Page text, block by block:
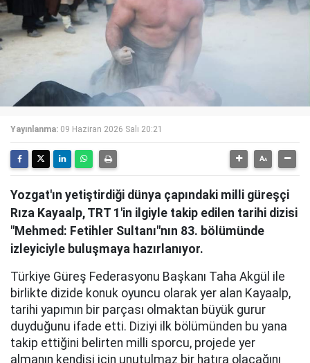
Yayınlanma: 09 Haziran 2026 Salı 20:21
Yozgat'ın yetiştirdiği dünya çapındaki milli güreşçi
Rıza Kayaalp, TRT 1'in ilgiyle takip edilen tarihi dizisi
"Mehmed: Fetihler Sultanı"nın 83. bölümünde
izleyiciyle buluşmaya hazırlanıyor.
Türkiye Güreş Federasyonu Başkanı Taha Akgül ile
birlikte dizide konuk oyuncu olarak yer alan Kayaalp,
tarihi yapımın bir parçası olmaktan büyük gurur
duyduğunu ifade etti. Diziyi ilk bölümünden bu yana
takip ettiğini belirten milli sporcu, projede yer
almanın kendisi için unutulmaz bir hatıra olacağını